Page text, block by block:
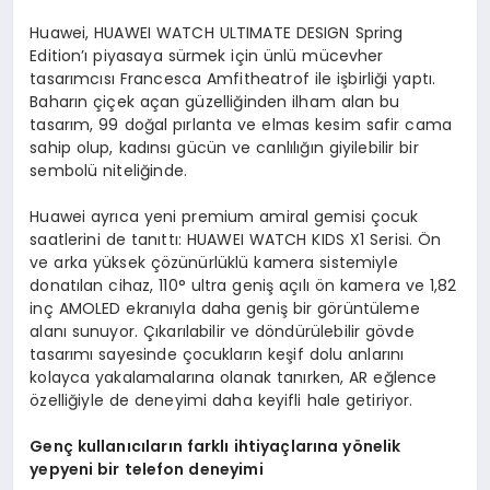
Huawei, HUAWEI WATCH ULTIMATE DESIGN Spring
Edition’ı piyasaya sürmek için ünlü mücevher
tasarımcısı Francesca Amfitheatrof ile işbirliği yaptı.
Baharın çiçek açan güzelliğinden ilham alan bu
tasarım, 99 doğal pırlanta ve elmas kesim safir cama
sahip olup, kadınsı gücün ve canlılığın giyilebilir bir
sembolü niteliğinde.
Huawei ayrıca yeni premium amiral gemisi çocuk
saatlerini de tanıttı: HUAWEI WATCH KIDS X1 Serisi. Ön
ve arka yüksek çözünürlüklü kamera sistemiyle
donatılan cihaz, 110° ultra geniş açılı ön kamera ve 1,82
inç AMOLED ekranıyla daha geniş bir görüntüleme
alanı sunuyor. Çıkarılabilir ve döndürülebilir gövde
tasarımı sayesinde çocukların keşif dolu anlarını
kolayca yakalamalarına olanak tanırken, AR eğlence
özelliğiyle de deneyimi daha keyifli hale getiriyor.
Genç kullanıcıların farklı ihtiyaçlarına yönelik
yepyeni bir telefon deneyimi